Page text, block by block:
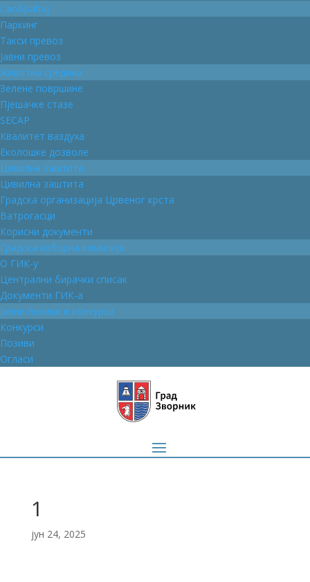
Саобраћај
Паркинг
Такси превоз
Јавни превоз
Животна средина
Зелене површине
Пјешачке стазе
SECAP
Квалитет ваздуха
Еколошке дозволе
Цивилна заштита
Цивилна заштита
Градска организација Црвеног крста
Ватрогасци
Корисни документи
Градска изборна комисија
О ГИК-у
Централни бирачки списак
Документи ГИК-а
Јавни позиви и конкурси
Конкурси
Позиви
Огласи
1
јун 24, 2025